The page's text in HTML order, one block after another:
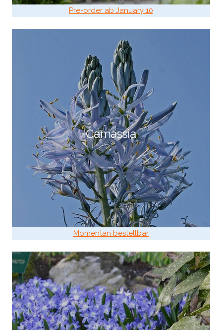
Pre-order ab January 10
Camassia
Momentan bestellbar